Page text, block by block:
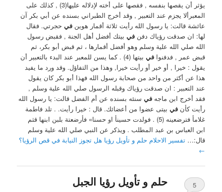
يؤثر أن يقصها بنفسه , فقصها على أخته لإدلاله عليها(3) , كذلك على
المعبرألا يجزم عند التعبير , وقد أخرج الطبراني بسنده عن أبي بكر آن
عائشة قالت: يا رسول الله رأيت ثلاثة أقمار هوينفي حجرتي. فقال
لها: ان صدقت رؤياك دفنفي بيتك أفضل أهل الجنة , فقبض رسول
الله صلي الله علية وسلم وهو أفضل أقمارها ، ثم قبض أبو بكر، ثم
قبض عمر , فدفنوافي
بيتها (4) . ‏كما يسن للمعبر عند البدء بالتعبير أن
يقول : خيرا , أو خير أو رأيت خيرا, وهذا من التفاؤل. وقد ورد ما يفيد
هذا عن أكثر من واحد من صحابة رسول الله فهذا أبو بكر كان يقول
عند التعبير : ان صدقت رؤياك وقبله الرسول صلي الله علية وسلم ,
فقد أخرج ابن ماجهفي سنئه بسنده عن أم الفضل قالت: يا رسول الله
رأيت كأ‏نفي بيتى عضوا من أعضائك. قال : خيرا رأيت. . تلد فاطمة
غلامأ فترضعينه (5) . فولدت حسينأ او حسنا» فأرضعتة ‏بلبن ابنها قثم
ابن العباس بن عبد المطلب . ‏ويذكر عن النبي صلي الله علية وسلم
قال:…تفسير الاحلام حلم و تأويل رؤيا هل تجوز النيابة في قص الرؤيا؟
←
حلم و تأويل رؤيا الجبل
5